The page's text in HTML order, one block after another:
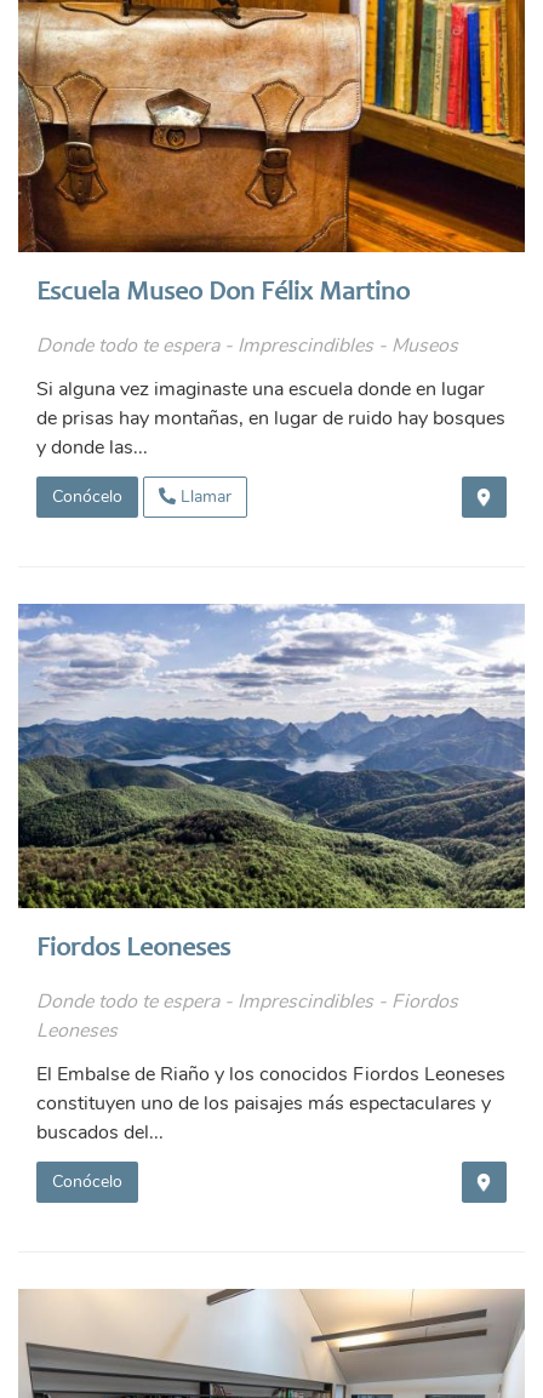
Escuela Museo Don Félix Martino
Donde todo te espera - Imprescindibles - Museos
Si alguna vez imaginaste una escuela donde en lugar
de prisas hay montañas, en lugar de ruido hay bosques
y donde las...
Conócelo Llamar
Fiordos Leoneses
Donde todo te espera - Imprescindibles - Fiordos
Leoneses
El Embalse de Riaño y los conocidos Fiordos Leoneses
constituyen uno de los paisajes más espectaculares y
buscados del...
Conócelo